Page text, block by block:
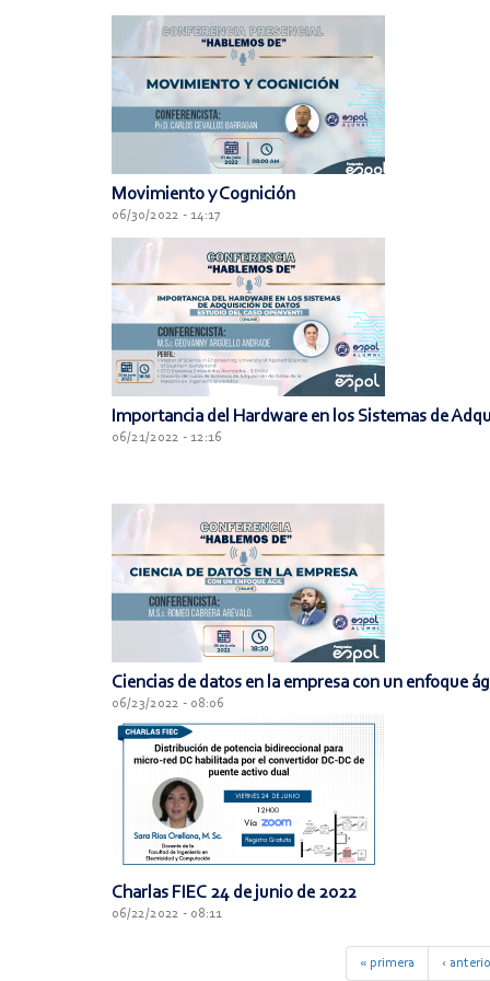
Movimiento y Cognición
06/30/2022 - 14:17
Importancia del Hardware en los Sistemas de
06/21/2022 - 12:16
Ciencias de datos en la empresa con un enfoque
06/23/2022 - 08:06
Charlas FIEC 24 de junio de 2022
06/22/2022 - 08:11
« primera ‹